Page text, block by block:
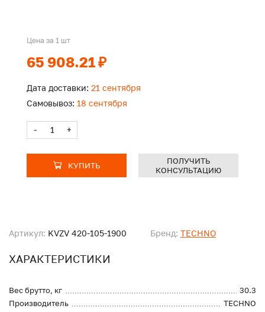
Артикул: KVZV 420-105-1900 Бренд: TECHNO
ХАРАКТЕРИСТИКИ
Вес брутто, кг
30.3
Производитель
TECHNO
Цена за 1 шт
65 908.21 ₽
Дата доставки: 21 сентября
Самовывоз: 18 сентября
- +
КУПИТЬ
ПОЛУЧИТЬ
КОНСУЛЬТАЦИЮ